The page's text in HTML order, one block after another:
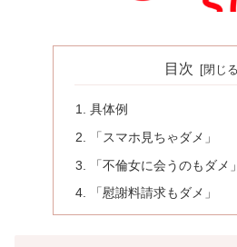
目次
具体例
「スマホ見ちゃダメ」
「不倫女に会うのもダメ」
「慰謝料請求もダメ」